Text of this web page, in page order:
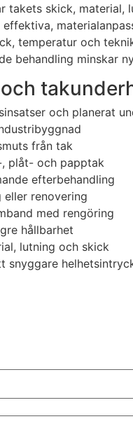
takets skick,
effektiva,
temperatur och
behandling minskar
och planerat
från tak
plåt- och papptak
efterbehandling
renovering
med rengöring
hållbarhet
lutning och skick